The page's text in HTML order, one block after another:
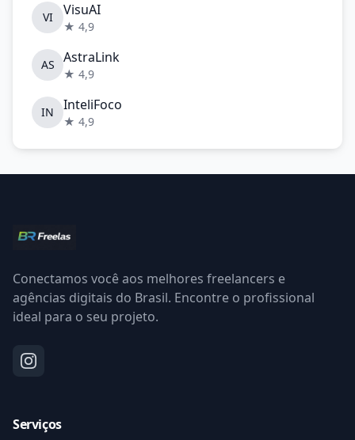
VI VisuAI
★ 4,9
AS AstraLink
★ 4,9
IN InteliFoco
★ 4,9
Conectamos você aos melhores freelancers e
agências digitais do Brasil. Encontre o profissional
ideal para o seu projeto.
Serviços